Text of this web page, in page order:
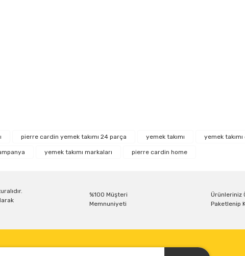
Yorum Yaz
pierre cardin yemek takımı 24 parça yemek takımı yemek
yemek takımı markaları pierre cardin home
%100 Müşteri
Memnuniyeti
Ürünleriniz
Paketlenip